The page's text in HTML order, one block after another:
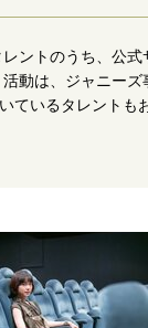
えた出会い
ドキャリアの描き方
む選択
ントのうち、公
動は、ジャニー
ているタレントも